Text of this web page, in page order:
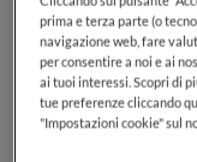
prima e terza parte (o
navigazione web, fare
per consentire a noi e ai
ai tuoi interessi. Scopri di
tue preferenze cliccando
"Impostazioni cookie" sul